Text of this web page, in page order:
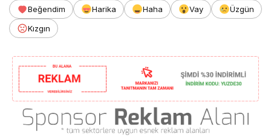
Beğendim Harika Haha Vay
Üzgün
Kızgın